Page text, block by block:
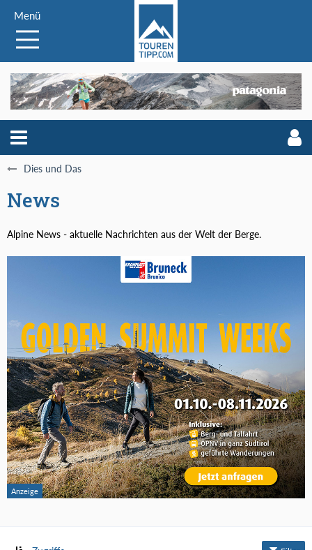
Menü
Dies und Das
News
Alpine News - aktuelle Nachrichten aus der Welt der Berge.